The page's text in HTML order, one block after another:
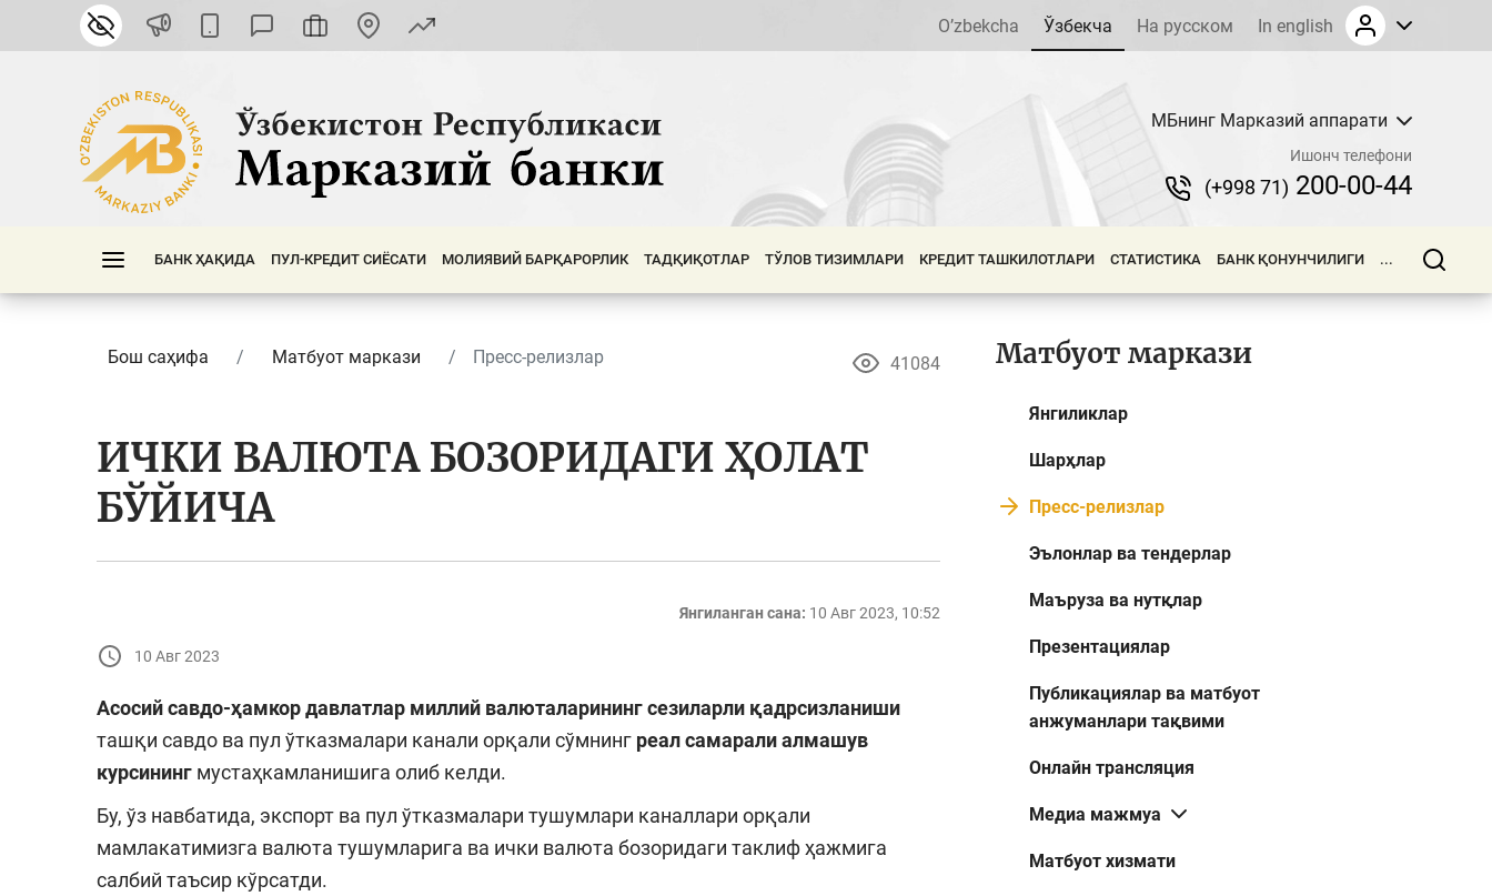
O’zbekcha Ўзбекча На русском In english
МБнинг Марказий аппарати
Ишонч телефони
(+998 71) 200-00-44
БАНК ҲАҚИДА ПУЛ-КРЕДИТ СИЁСАТИ МОЛИЯВИЙ БАРҚАРОРЛИК ТАДҚИҚОТЛАР ТЎЛОВ ТИЗИМЛАРИ КРЕДИТ ТАШКИЛОТЛАРИ СТАТИСТИКА БАНК ҚОНУНЧИЛИГИ ...
Бош саҳифа Матбуот маркази Пресс-релизлар 41084
ИЧКИ ВАЛЮТА БОЗОРИДАГИ ҲОЛАТ
БЎЙИЧА
Янгиланган сана: 10 Авг 2023, 10:52
10 Авг 2023
Асосий савдо-ҳамкор давлатлар миллий валюталарининг сезиларли қадрсизланиши
ташқи савдо ва пул ўтказмалари канали орқали сўмнинг реал самарали алмашув
курсининг мустаҳкамланишига олиб келди.
Бу, ўз навбатида, экспорт ва пул ўтказмалари тушумлари каналлари орқали
мамлакатимизга валюта тушумларига ва ички валюта бозоридаги таклиф ҳажмига
салбий таъсир кўрсатди.
Матбуот маркази
Янгиликлар
Шарҳлар
Пресс-релизлар
Эълонлар ва тендерлар
Маъруза ва нутқлар
Презентациялар
Публикациялар ва матбуот
анжуманлари тақвими
Онлайн трансляция
Медиа мажмуа
Матбуот хизмати